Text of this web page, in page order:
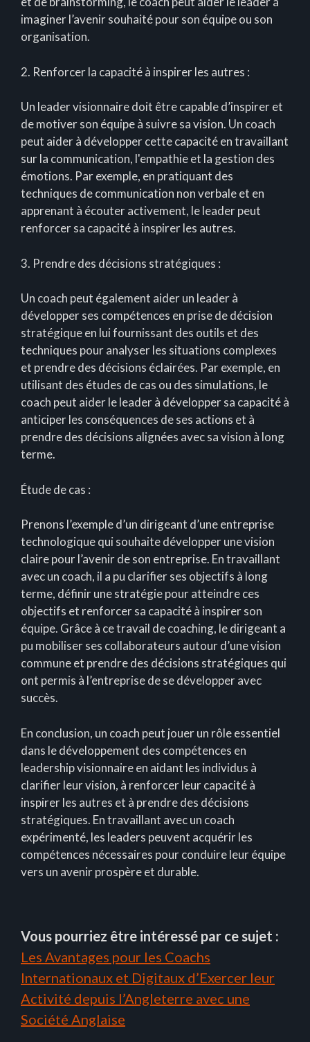
imaginer l’avenir souhaité pour son équipe ou son
organisation.
2. Renforcer la capacité à inspirer les autres :
Un leader visionnaire doit être capable d’inspirer et
de motiver son équipe à suivre sa vision. Un coach
peut aider à développer cette capacité en travaillant
sur la communication, l'empathie et la gestion des
émotions. Par exemple, en pratiquant des
techniques de communication non verbale et en
apprenant à écouter activement, le leader peut
renforcer sa capacité à inspirer les autres.
3. Prendre des décisions stratégiques :
Un coach peut également aider un leader à
développer ses compétences en prise de décision
stratégique en lui fournissant des outils et des
techniques pour analyser les situations complexes
et prendre des décisions éclairées. Par exemple, en
utilisant des études de cas ou des simulations, le
coach peut aider le leader à développer sa capacité à
anticiper les conséquences de ses actions et à
prendre des décisions alignées avec sa vision à long
terme.
Étude de cas :
Prenons l’exemple d’un dirigeant d’une entreprise
technologique qui souhaite développer une vision
claire pour l’avenir de son entreprise. En travaillant
avec un coach, il a pu clarifier ses objectifs à long
terme, définir une stratégie pour atteindre ces
objectifs et renforcer sa capacité à inspirer son
équipe. Grâce à ce travail de coaching, le dirigeant a
pu mobiliser ses collaborateurs autour d’une vision
commune et prendre des décisions stratégiques qui
ont permis à l’entreprise de se développer avec
succès.
En conclusion, un coach peut jouer un rôle essentiel
dans le développement des compétences en
leadership visionnaire en aidant les individus à
clarifier leur vision, à renforcer leur capacité à
inspirer les autres et à prendre des décisions
stratégiques. En travaillant avec un coach
expérimenté, les leaders peuvent acquérir les
compétences nécessaires pour conduire leur équipe
vers un avenir prospère et durable.
Vous pourriez être intéressé par ce sujet :
Les Avantages pour les Coachs
Internationaux et Digitaux d’Exercer leur
Activité depuis l’Angleterre avec une
Société Anglaise